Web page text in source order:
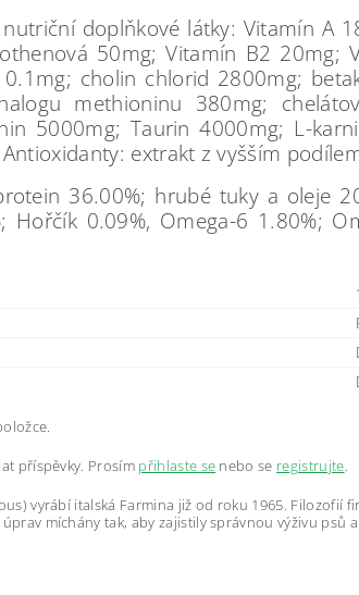
doplňkové látky: Vitamín A
50mg; Vitamín B2
cholin chlorid 2800mg;
methioninu 380mg;
5000mg; Taurin 4000mg; L-
extrakt z vyšším
36.00%; hrubé tuky a oleje
Hořčík 0.09%, Omega-6 1.80%;
příspěvky. Prosím přihlaste se nebo se registrujte.
vyrábí italská Farmina již od roku 1965.
míchány tak, aby zajistily správnou výživu psů a